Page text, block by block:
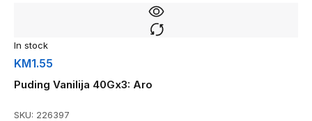
In stock
KM1.55
Puding Vanilija 40Gx3: Aro
SKU: 226397